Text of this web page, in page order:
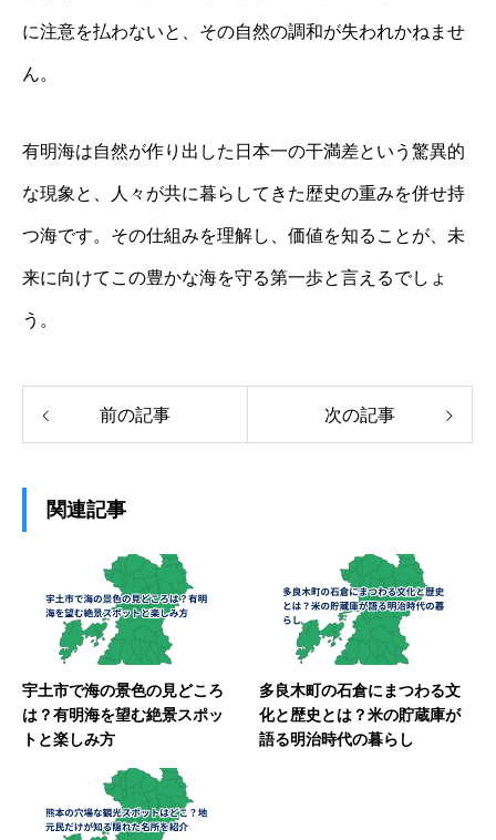
に注意を払わないと、その自然の調和が失われかねませ
ん。
有明海は自然が作り出した日本一の干満差という驚異的
な現象と、人々が共に暮らしてきた歴史の重みを併せ持
つ海です。その仕組みを理解し、価値を知ることが、未
来に向けてこの豊かな海を守る第一歩と言えるでしょ
う。
前の記事 次の記事
関連記事
宇土市で海の景色の見どころ
は？有明海を望む絶景スポッ
トと楽しみ方
多良木町の石倉にまつわる文
化と歴史とは？米の貯蔵庫が
語る明治時代の暮らし